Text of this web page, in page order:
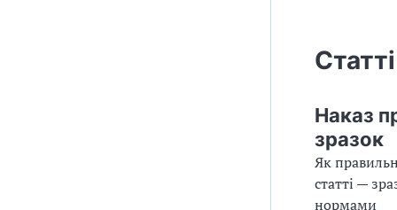
Наказ
зразок
Як
статті —
нормами